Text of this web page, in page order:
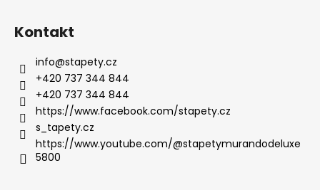
Kontakt
info@stapety.cz
+420 737 344 844
+420 737 344 844
https://www.facebook.com/stapety.cz
s_tapety.cz
https://www.youtube.com/@stapetymurandodeluxe
5800